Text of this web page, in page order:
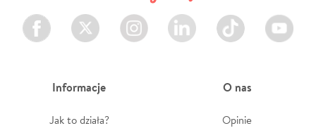
Facebook Twitter Instagram LinkedIn TikTok Youtube
Informacje
Jak to działa?
O nas
Opinie